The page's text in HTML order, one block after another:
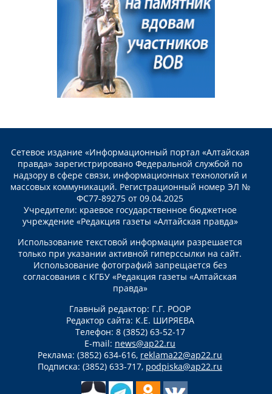
Сетевое издание «Информационный портал «Алтайская
правда» зарегистрировано Федеральной службой по
надзору в сфере связи, информационных технологий и
массовых коммуникаций. Регистрационный номер ЭЛ №
ФС77-89275 от 09.04.2025
Учредители: краевое государственное бюджетное
учреждение «Редакция газеты «Алтайская правда»
Использование текстовой информации разрешается
только при указании активной гиперссылки на сайт.
Использование фотографий запрещается без
согласования с КГБУ «Редакция газеты «Алтайская
правда»
Главный редактор: Г.Г. РООР
Редактор сайта: К.Е. ШИРЯЕВА
Телефон: 8 (3852) 63-52-17
E-mail: news@ap22.ru
Реклама: (3852) 634-616, reklama22@ap22.ru
Подписка: (3852) 633-717, podpiska@ap22.ru